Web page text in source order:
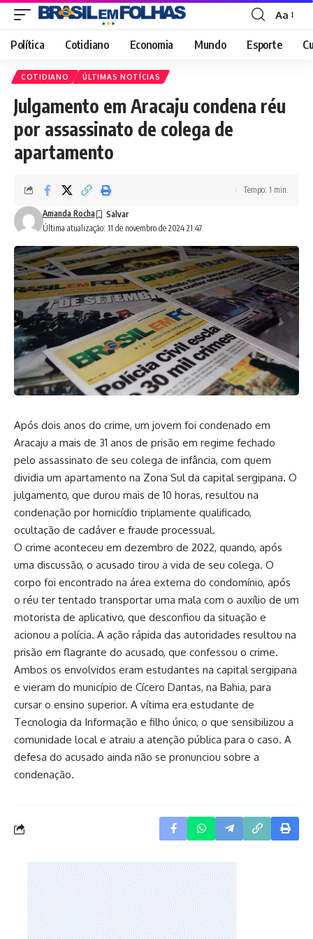
Font
Resizer
Aa
Política Cotidiano Economia Mundo Esporte
COTIDIANO ÚLTIMAS NOTÍCIAS
Julgamento em Aracaju condena réu
por assassinato de colega de
apartamento
Última atualização: 11 de novembro de 2024 21:47
Amanda Rocha
Tempo: 1 min.
Após dois anos do crime, um jovem foi condenado em
Aracaju a mais de 31 anos de prisão em regime fechado
pelo assassinato de seu colega de infância, com quem
dividia um apartamento na Zona Sul da capital sergipana. O
julgamento, que durou mais de 10 horas, resultou na
condenação por homicídio triplamente qualificado,
ocultação de cadáver e fraude processual.
O crime aconteceu em dezembro de 2022, quando, após
uma discussão, o acusado tirou a vida de seu colega. O
corpo foi encontrado na área externa do condomínio, após
o réu ter tentado transportar uma mala com o auxílio de um
motorista de aplicativo, que desconfiou da situação e
acionou a polícia. A ação rápida das autoridades resultou na
prisão em flagrante do acusado, que confessou o crime.
Ambos os envolvidos eram estudantes na capital sergipana
e vieram do município de Cícero Dantas, na Bahia, para
cursar o ensino superior. A vítima era estudante de
Tecnologia da Informação e filho único, o que sensibilizou a
comunidade local e atraiu a atenção pública para o caso. A
defesa do acusado ainda não se pronunciou sobre a
condenação.